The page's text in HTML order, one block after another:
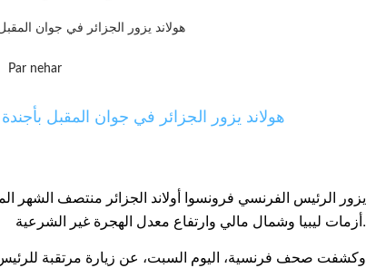
هولاند يزور الجزائر في جوان
Par nehar
يزور الرئيس الفرنسي فرونسوا أولاند الجزائر منتصف الشهر
أزمات ليبيا وشمال مالي وارتفاع معدل الهجرة غير الشرعية.